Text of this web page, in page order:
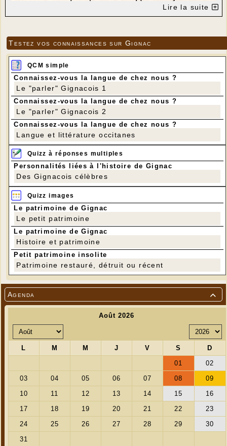

Agenda
Ces 5 mn d'émission complètent bien la page
Nostra lenga
consacrée sur ce site à la langue d'oc parlée à
Gignac pendant plus d'un millénaire
(pour aller à cet article, cliquer sur la carte
Lire la suite
Testez vos connaissances sur Gignac
QCM simple
Connaissez-vous la langue de chez nous ?
Le "parler" Gignacois 1
Connaissez-vous la langue de chez nous ?
Le "parler" Gignacois 2
Connaissez-vous la langue de chez nous ?
Langue et littérature occitanes
Quizz à réponses multiples
Personnalités liées à l'histoire de Gignac
Des Gignacois célèbres
Quizz images
Le patrimoine de Gignac
Le petit patrimoine
Le patrimoine de Gignac
Histoire et patrimoine
Petit patrimoine insolite
Patrimoine restauré, détruit ou récent